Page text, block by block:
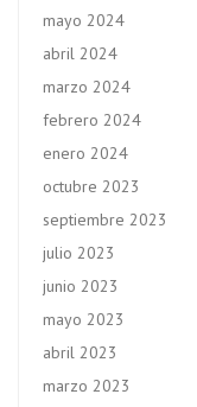
mayo 2024
abril 2024
marzo 2024
febrero 2024
enero 2024
octubre 2023
septiembre 2023
julio 2023
junio 2023
mayo 2023
abril 2023
marzo 2023